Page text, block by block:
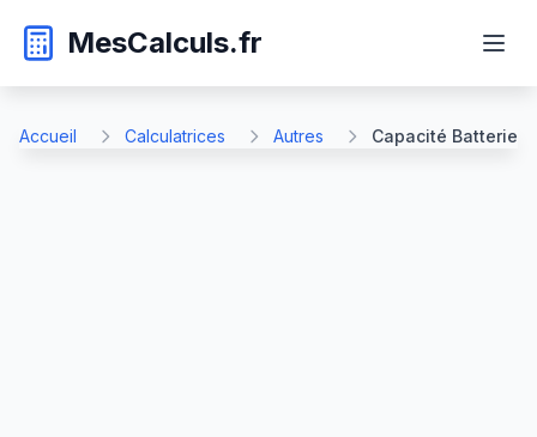
MesCalculs.fr
Accueil Calculatrices Autres Capacité Batterie